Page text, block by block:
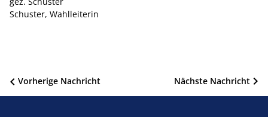
Schuster, Wahlleiterin
Beitragsnavigation Nächste Nachricht
Vorherige Nachricht